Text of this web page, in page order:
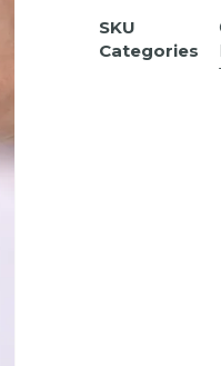
SKU
Categories